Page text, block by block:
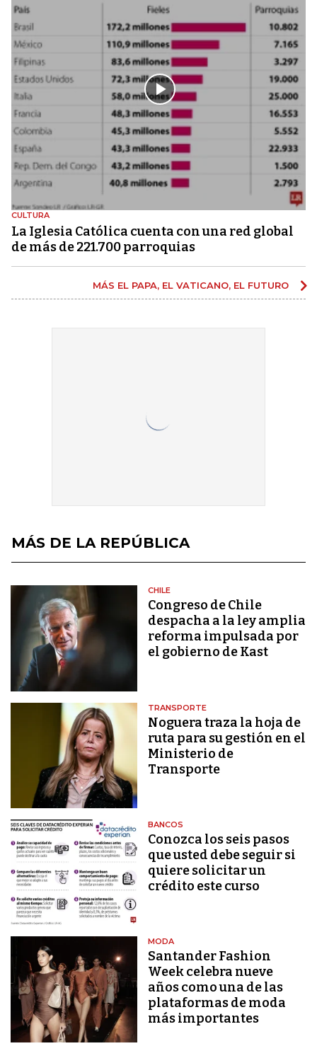
CULTURA
La Iglesia Católica cuenta con una red global
de más de 221.700 parroquias
MÁS EL PAPA, EL VATICANO, EL FUTURO
MÁS DE LA REPÚBLICA
CHILE
Congreso de Chile
despacha a la ley amplia
reforma impulsada por
el gobierno de Kast
TRANSPORTE
Noguera traza la hoja de
ruta para su gestión en el
Ministerio de
Transporte
BANCOS
Conozca los seis pasos
que usted debe seguir si
quiere solicitar un
crédito este curso
MODA
Santander Fashion
Week celebra nueve
años como una de las
plataformas de moda
más importantes